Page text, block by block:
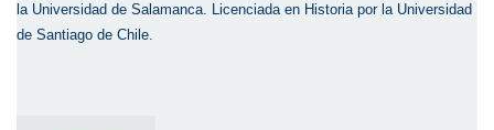
la Universidad de Salamanca. Licenciada en Historia por la Universidad
de Santiago de Chile.